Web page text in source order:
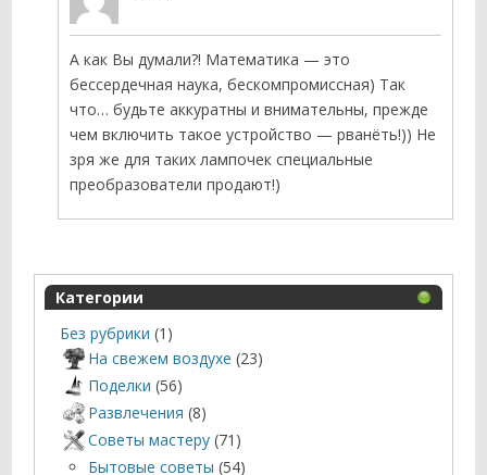
А как Вы думали?! Математика — это
бессердечная наука, бескомпромиссная) Так
что… будьте аккуратны и внимательны, прежде
чем включить такое устройство — рванёть!)) Не
зря же для таких лампочек специальные
преобразователи продают!)
Категории
Без рубрики (1)
На свежем воздухе (23)
Поделки (56)
Развлечения (8)
Советы мастеру (71)
Бытовые советы (54)